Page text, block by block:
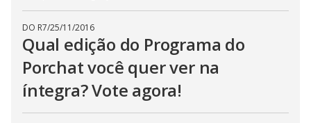
DO R7/25/11/2016
Qual edição do Programa do
Porchat você quer ver na
íntegra? Vote agora!